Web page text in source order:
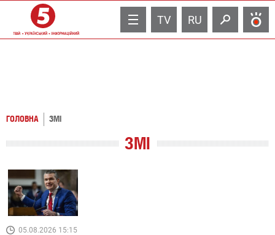
TV RU
ГОЛОВНА ЗМІ
ЗМІ
05.08.2026 15:15